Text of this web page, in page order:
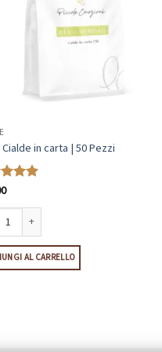
in carta | 50 Pezzi
in carta | 50 Pezzi quantità
AL CARRELLO